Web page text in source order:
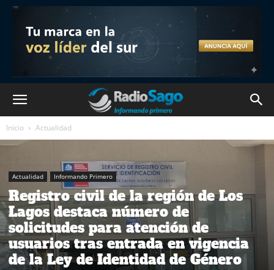
Inicio Actualidad
Actualidad Informando Primero
Registro civil de la región de Los
Lagos destaca número de
solicitudes para atención de
usuarios tras entrada en vigencia
de la Ley de Identidad de Género